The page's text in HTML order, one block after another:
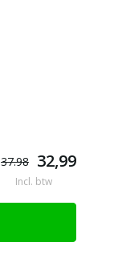
37.98 32,99
Incl. btw